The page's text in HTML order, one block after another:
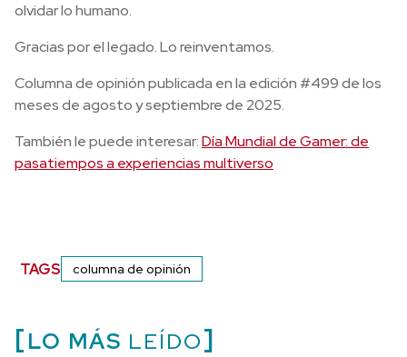
olvidar lo humano.
Gracias por el legado. Lo reinventamos.
Columna de opinión publicada en la edición #499 de los
meses de agosto y septiembre de 2025.
También le puede interesar:Día Mundial de Gamer: de
pasatiempos a experiencias multiverso
TAGS columna de opinión
LO MÁS LEÍDO